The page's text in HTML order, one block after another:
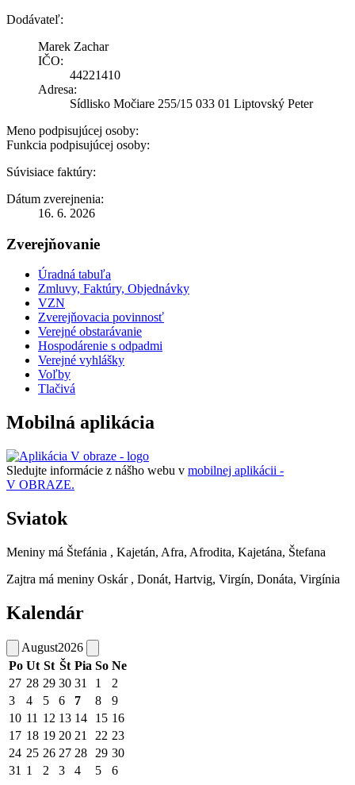
Dodávateľ:
Marek Zachar
IČO:
44221410
Adresa:
Sídlisko Močiare 255/15 033 01 Liptovský Peter
Meno podpisujúcej osoby:
Funkcia podpisujúcej osoby:
Súvisiace faktúry:
Dátum zverejnenia:
16. 6. 2026
Zverejňovanie
Úradná tabuľa
Zmluvy, Faktúry, Objednávky
VZN
Zverejňovacia povinnosť
Verejné obstarávanie
Hospodárenie s odpadmi
Verejné vyhlášky
Voľby
Tlačivá
Mobilná aplikácia
Sledujte informácie z nášho webu v mobilnej aplikácii -
V OBRAZE.
Sviatok
Meniny má Štefánia , Kajetán, Afra, Afrodita, Kajetána, Štefana
Zajtra má meniny Oskár , Donát, Hartvig, Virgín, Donáta, Virgínia
Kalendár
August2026
Po Ut St Št Pia So Ne
27 28 29 30 31 1
2
3
4 5 6 7 8
9
10 11 12 13 14 15 16
17 18 19 20 21 22 23
24 25 26 27 28 29 30
31 1 2 3 4 5 6